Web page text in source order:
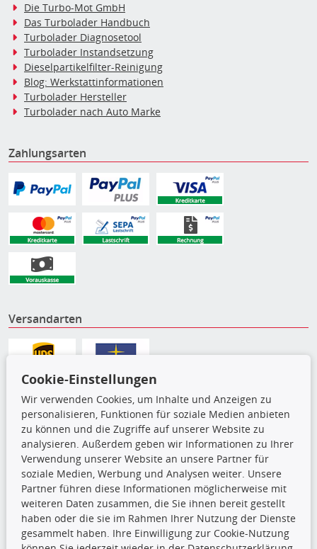
Die Turbo-Mot GmbH
Das Turbolader Handbuch
Turbolader Diagnosetool
Turbolader Instandsetzung
Dieselpartikelfilter-Reinigung
Blog: Werkstattinformationen
Turbolader Hersteller
Turbolader nach Auto Marke
Zahlungsarten
Versandarten
Die hier angezeigten Daten,
insbesondere die gesamte Datenbank,
dürfen nicht kopiert werden. Es ist zu
unterlassen, die Daten oder die gesamte Datenbank ohne
Cookie-Einstellungen
Wir verwenden Cookies, um Inhalte und Anzeigen zu
personalisieren, Funktionen für soziale Medien anbieten
zu können und die Zugriffe auf unserer Website zu
analysieren. Außerdem geben wir Informationen zu Ihrer
Verwendung unserer Website an unsere Partner für
soziale Medien, Werbung und Analysen weiter. Unsere
Partner führen diese Informationen möglicherweise mit
weiteren Daten zusammen, die Sie ihnen bereit gestellt
haben oder die sie im Rahmen Ihrer Nutzung der Dienste
gesammelt haben. Ihre Einwilligung zur Cookie-Nutzung